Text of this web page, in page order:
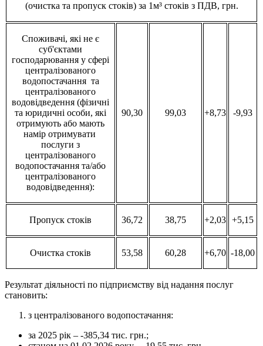
(очистка та пропуск стоків) за 1м³ стоків з ПДВ, грн.
Споживачі, які не є
суб'єктами
господарювання у сфері
централізованого
водопостачання та
централізованого
водовідведення (фізичні
та юридичні особи, які
отримують або мають
намір отримувати
послуги з
централізованого
водопостачання та/або
централізованого
водовідведення):
90,30 99,03 +8,73 -9,93
Пропуск стоків 36,72 38,75 +2,03 +5,15
Очистка стоків 53,58 60,28 +6,70 -18,00
Результат діяльності по підприємству від надання послуг
становить:
з централізованого водопостачання:
за 2025 рік – -385,34 тис. грн.;